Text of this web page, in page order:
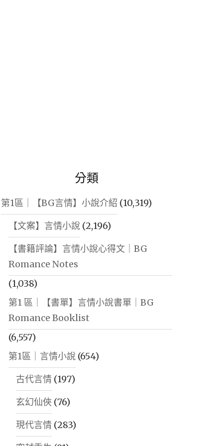
分類
第1區｜【BG言情】小說介紹 (10,319)
【文案】言情小說(2,196)
【書籍評論】言情小說心得文｜BG
Romance Notes
(1,038)
第1 區｜【書單】言情小說書單｜BG
Romance Booklist
(6,557)
第1區｜言情小說(654)
古代言情(197)
玄幻仙俠 (76)
現代言情(283)